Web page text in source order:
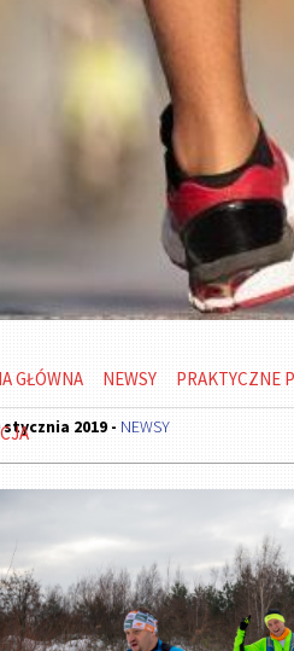
GŁÓWNA NEWSY PRAKTYCZNE
stycznia 2019 - NEWSY